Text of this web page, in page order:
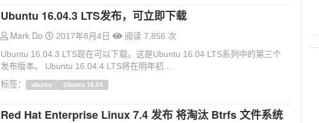
Ubuntu 16.04.3 LTS发布，可立即下载
Mark Do 2017年8月4日
阅读 7,856 次
Ubuntu 16.04.3 LTS现在可以下载。这是Ubuntu 16.04 LTS系列中的第三个
发布版本。 Ubuntu 16.04.4 LTS将在明年初...
标签：
ubuntu Ubuntu 16.04
Red Hat Enterprise Linux 7.4 发布 将淘汰 Btrfs 文件系统